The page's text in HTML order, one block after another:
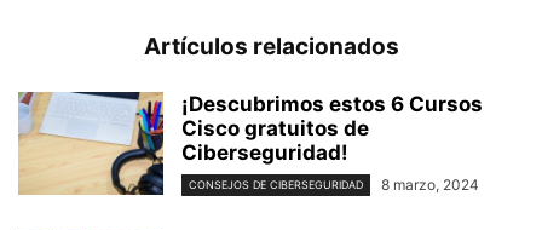
Artículos relacionados
¡Descubrimos estos 6 Cursos
Cisco gratuitos de
Ciberseguridad!
CONSEJOS DE CIBERSEGURIDAD 8 marzo, 2024